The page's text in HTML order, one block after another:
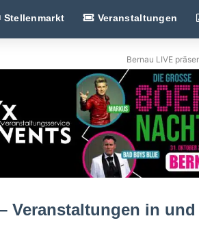
Stellenmarkt Veranstaltungen
Bernau LIVE
Veranstaltungen in